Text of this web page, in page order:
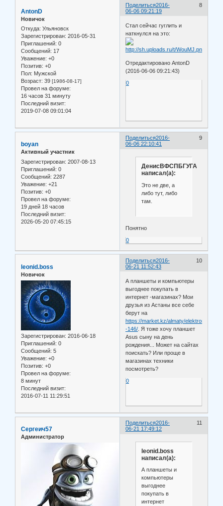
Поделиться 8
2016-
06-06 09:21:19
AntonD
Новичок
Откуда: Ульяновск
Зарегистрирован: 2016-05-31
Приглашений: 0
Сообщений: 17
Уважение: +0
Позитив: +0
Пол: Мужской
Возраст: 39 [1986-08-17]
Провел на форуме:
16 часов 31 минуту
Последний визит:
2019-07-08 09:01:04
Стал сейчас гуглить и
наткнулся на это:
Отредактировано AntonD
(2016-06-06 09:21:43)
0
Поделиться 9
2016-
06-06 22:10:41
boyan
Активный участник
Зарегистрирован: 2007-08-13
Приглашений: 0
Сообщений: 2287
Уважение: +21
Позитив: +0
Провел на форуме:
19 дней 18 часов
Последний визит:
2026-05-20 07:45:15
ДенисВФСПБГУГА
написал(а):
Это не две, а
либо тут, либо
там.
Понятно
0
Поделиться 10
2016-
06-21 11:52:43
leonid.boss
Новичок
Зарегистрирован: 2016-06-18
Приглашений: 0
Сообщений: 5
Уважение: +0
Позитив: +0
Провел на форуме:
8 минут
Последний визит:
2016-07-11 11:29:51
А планшеты и компьютеры
выгоднее покупать в
интернет -магазинах? Мои
друзья из Астаны все себе
берут на
https://market.kz/almaty/elektronika/
-146/ . Я тоже хочу планшет
Asus сыну на день
рождения... Может на сайтах
поискать? Или проще в
магазинах техники
посмотреть?
0
Поделиться 11
2016-
06-21 17:49:12
Сергеич57
Администратор
leonid.boss
написал(а):
А планшеты и
компьютеры
выгоднее
покупать в
интернет